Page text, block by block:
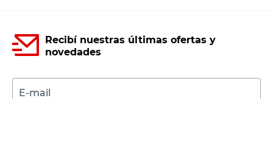
Recibí nuestras últimas ofertas y
novedades
E-mail